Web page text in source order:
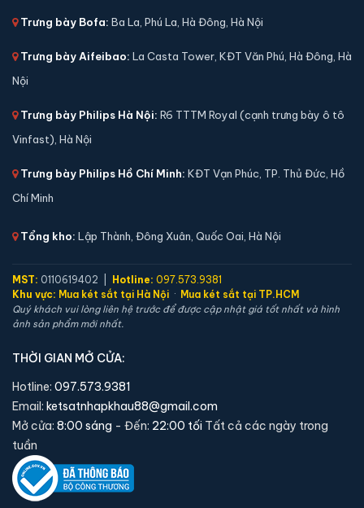
Xem chi tiết →
Két sắt mini Aifeibao HK-MD-35-AG vân tay chính
hãng
📐 Kích thước:
⚖️ Trọng lượng: 38 kg
🛡️ Bảo hành:
36 tháng
3,800,000 đ
Xem chi tiết →
Trưng bày Bofa: Ba La, Phú La, Hà Đông, Hà Nội
Trưng bày Aifeibao: La Casta Tower, KĐT Văn Phú, Hà Đông, Hà
Nội
Trưng bày Philips Hà Nội: R6 TTTM Royal (cạnh trưng bày ô tô
Vinfast), Hà Nội
Trưng bày Philips Hồ Chí Minh: KĐT Vạn Phúc, TP. Thủ Đức, Hồ
Chí Minh
Tổng kho: Lập Thành, Đông Xuân, Quốc Oai, Hà Nội
MST: 0110619402 | Hotline: 097.573.9381
Khu vực: Mua két sắt tại Hà Nội · Mua két sắt tại TP.HCM
Quý khách vui lòng liên hệ trước để được cập nhật giá tốt nhất và hình
ảnh sản phẩm mới nhất.
THỜI GIAN MỞ CỬA:
Hotline: 097.573.9381
Email: ketsatnhapkhau88@gmail.com
Mở cửa: 8:00 sáng - Đến: 22:00 tối Tất cả các ngày trong
tuần